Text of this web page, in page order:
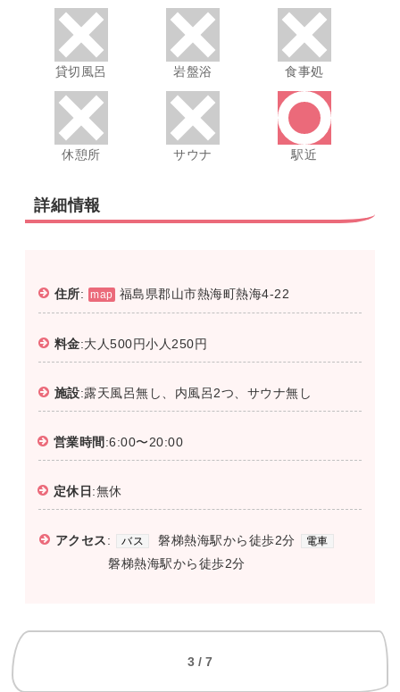
貸切風呂 岩盤浴 食事処
休憩所 サウナ 駅近
詳細情報
住所: map 福島県郡山市熱海町熱海4-22
料金:大人500円小人250円
施設:露天風呂無し、内風呂2つ、サウナ無し
営業時間 :6:00〜20:00
定休日 :無休
アクセス: バス 磐梯熱海駅から徒歩2分 電車
磐梯熱海駅から徒歩2分
3 / 7